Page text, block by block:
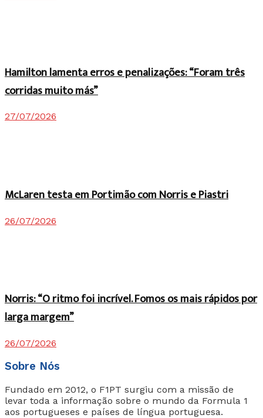
Hamilton lamenta erros e penalizações: “Foram três
corridas muito más”
27/07/2026
McLaren testa em Portimão com Norris e Piastri
26/07/2026
Norris: “O ritmo foi incrível. Fomos os mais rápidos por
larga margem”
26/07/2026
Sobre Nós
Fundado em 2012, o F1PT surgiu com a missão de
levar toda a informação sobre o mundo da Formula 1
aos portugueses e países de língua portuguesa.